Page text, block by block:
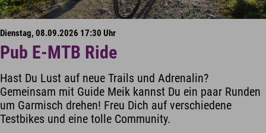
Dienstag, 08.09.2026 17:30 Uhr
Pub E-MTB Ride
Hast Du Lust auf neue Trails und Adrenalin?
Gemeinsam mit Guide Meik kannst Du ein paar Runden
um Garmisch drehen! Freu Dich auf verschiedene
Testbikes und eine tolle Community.